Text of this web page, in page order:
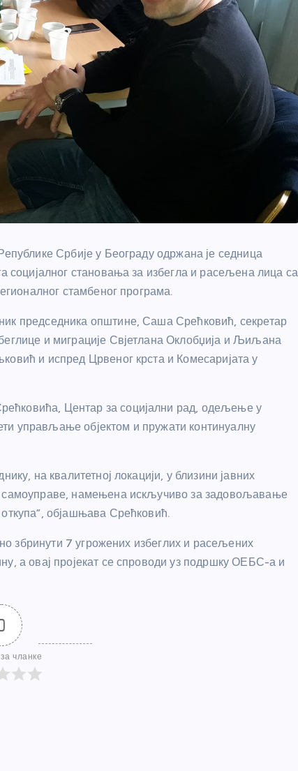
Србије у Београду одржана је седница
социјалног становања за избегла и расељена лица са
стамбеног програма.
председника општине, Саша Срећковић, секретар
и миграције Свјетлана Оклобџија и Љиљана
и испред Црвеног крста и Комесаријата у
Центар за социјални рад, одељење у
управљање објектом и пружати континуалну
на квалитетној локацији, у близини јавних
самоуправе, намењена искључиво за задовољавање
објашњава Срећковић.
збринути 7 угрожених избеглих и расељених
а овај пројекат се спроводи уз подршку ОЕБС-а и
чланке